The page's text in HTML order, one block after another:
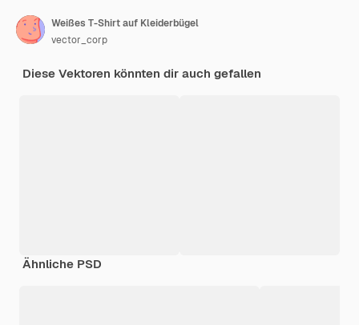
Weißes T-Shirt auf Kleiderbügel
vector_corp
Diese Vektoren könnten dir auch gefallen
Ähnliche PSD